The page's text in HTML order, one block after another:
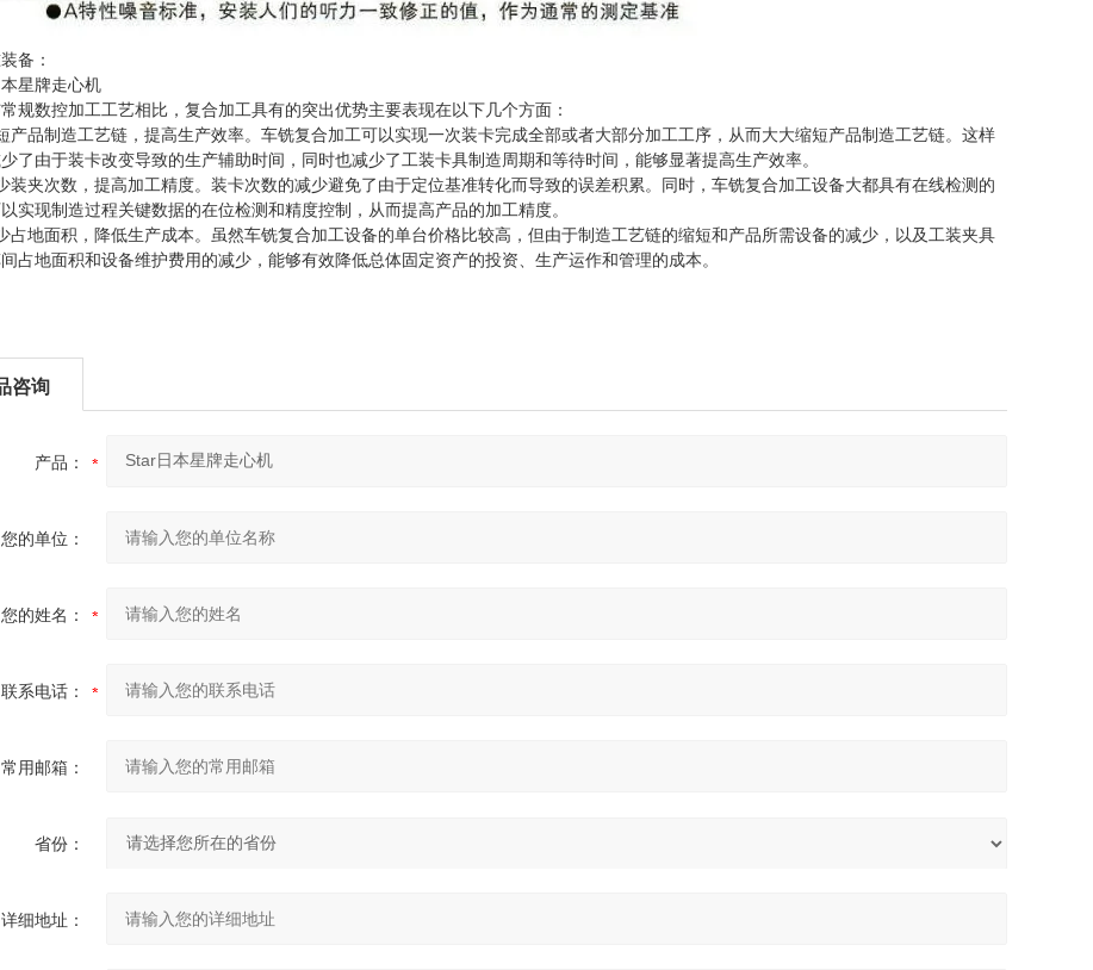
备：
规数控加工工艺相比，复合加工具有的突出优势主要表现在以下几个方面：
产品制造工艺链，提高生产效率。车铣复合加工可以实现一次装卡完成全部或者大部分加工工序，从而大大缩短产品制造工艺链。这样
了由于装卡改变导致的生产辅助时间，同时也减少了工装卡具制造周期和等待时间，能够显著提高生产效率。
装夹次数，提高加工精度。装卡次数的减少避免了由于定位基准转化而导致的误差积累。同时，车铣复合加工设备大都具有在线检测的
实现制造过程关键数据的在位检测和精度控制，从而提高产品的加工精度。
占地面积，降低生产成本。虽然车铣复合加工设备的单台价格比较高，但由于制造工艺链的缩短和产品所需设备的减少，以及工装夹具
占地面积和设备维护费用的减少，能够有效降低总体固定资产的投资、生产运作和管理的成本。
咨询
产品：
您的单位：
您的姓名：
联系电话：
常用邮箱：
省份：
详细地址：